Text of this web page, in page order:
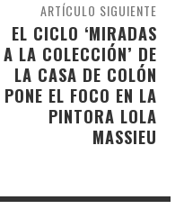
ARTÍCULO SIGUIENTE
EL CICLO ‘MIRADAS
A LA COLECCIÓN’ DE
LA CASA DE COLÓN
PONE EL FOCO EN LA
PINTORA LOLA
MASSIEU